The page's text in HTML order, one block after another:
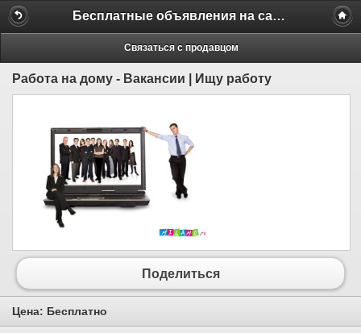
Бесплатные объявления на сайте MILAMO.ru
Связаться с продавцом
Работа на дому - Вакансии | Ищу работу
Поделиться
Цена: Бесплатно